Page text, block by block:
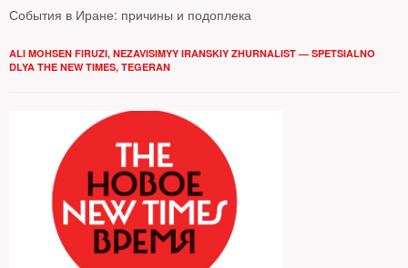
События в Иране: причины и подоплека
ALI MOHSEN FIRUZI, NEZAVISIMYY IRANSKIY ZHURNALIST — SPETSIALNO
DLYA THE NEW TIMES, TEGERAN